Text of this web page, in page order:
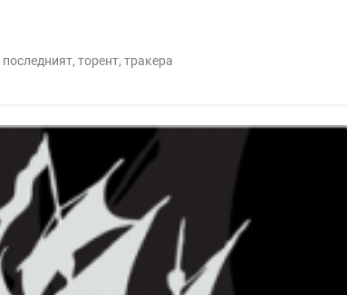
последният, торент, тракера